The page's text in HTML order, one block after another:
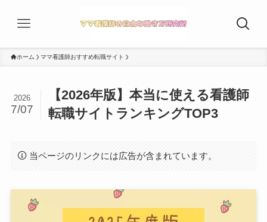
ホーム ママ看護師おすすめ転職サイト
【2026年版】本当に使える看護師
転職サイトランキングTOP3
2026
7/07
当ページのリンクには広告が含まれています。